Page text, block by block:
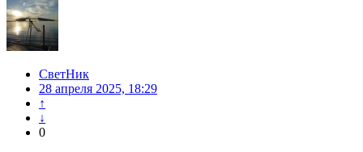
СветНик
28 апреля 2025, 18:29
↑
↓
0